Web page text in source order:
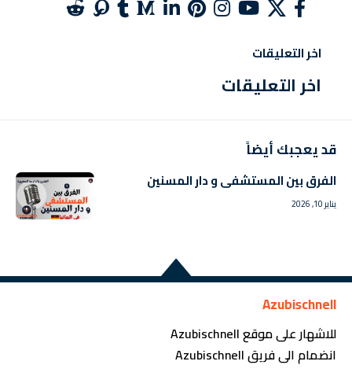
اخر التعليقات
اخر التعليقات
قد يعجبك أيضاً
الفرق بين المستشفى و دار المسنين
يناير 10, 2026
Azubischnell
للاشهار على موقع Azubischnell
انضمام الى فريق Azubischnell